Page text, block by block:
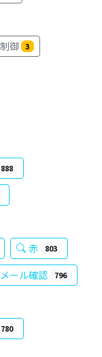
御 3
888
赤 803
メール確認 796
780